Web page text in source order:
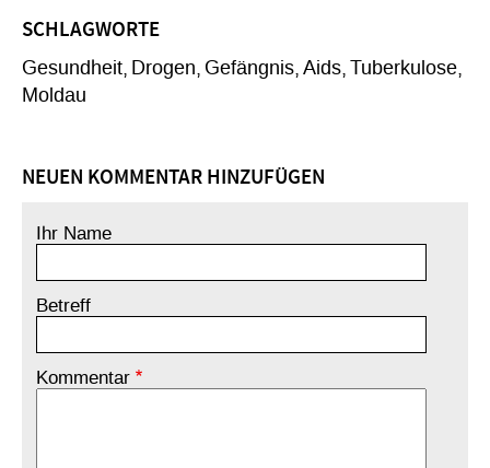
SCHLAGWORTE
Gesundheit Drogen Gefängnis Aids Tuberkulose
Moldau
NEUEN KOMMENTAR HINZUFÜGEN
Ihr Name
Betreff
Kommentar